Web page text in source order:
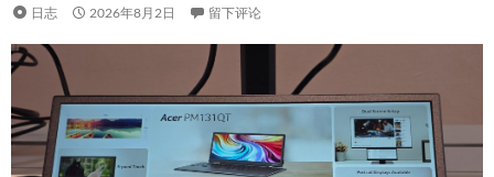
日志
2026年8月2日 留下评论